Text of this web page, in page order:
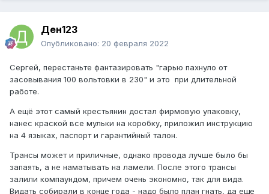
Ден123
Опубликовано: 20 февраля 2022
Сергей, перестаньте фантазировать "гарью пахнуло от
засовывания 100 вольтовки в 230" и это при длительной
работе.
А ещё этот самый крестьянин достал фирмовую упаковку,
нанес краской все мульки на коробку, приложил инструкцию
на 4 языках, паспорт и гарантийный талон.
Трансы может и приличные, однако провода лучше было бы
запаять, а не наматывать на ламели. После этого трансы
залили компаундом, причем очень экономно, так для вида.
Видать собирали в конце года - надо было план гнать, да еще